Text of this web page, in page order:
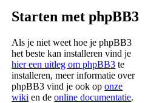
Starten met phpBB3
Als je niet weet hoe je phpBB3
het beste kan installeren vind je
hier een uitleg om phpBB3 te
installeren, meer informatie over
phpBB3 vind je ook oponze
wiki en deonline documentatie.